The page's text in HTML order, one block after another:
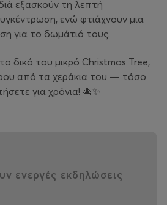
εξασκούν τη λεπτή
ενώ φτιάχνουν μια
για το δωμάτιό τους.
δικό του μικρό Christmas Tree,
από τα χεράκια του — τόσο
για χρόνια! 🎄✨
ενεργές εκδηλώσεις